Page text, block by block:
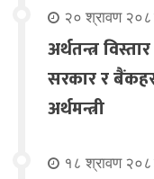
२० श्रावण
अर्थतन्त्र
सरकार र
अर्थमन्त्री
१८ श्रावण